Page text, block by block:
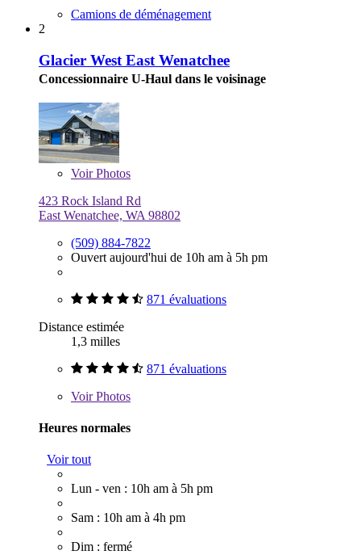
Camions de déménagement
2
Glacier West East Wenatchee
Concessionnaire U-Haul dans le voisinage
VoirPhotos
423 Rock Island Rd
East Wenatchee, WA 98802
(509) 884-7822
Ouvert aujourd'hui de 10h am à 5h pm
871 évaluations
Distance estimée
1,3 milles
871 évaluations
VoirPhotos
Heures normales
Voir tout
Lun - ven : 10h am à 5h pm
Sam : 10h am à 4h pm
Dim : fermé